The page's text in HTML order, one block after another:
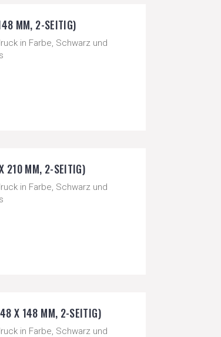
MM, 2-SEITIG)
in Farbe, Schwarz und
210 MM, 2-SEITIG)
in Farbe, Schwarz und
X 148 MM, 2-SEITIG)
in Farbe, Schwarz und